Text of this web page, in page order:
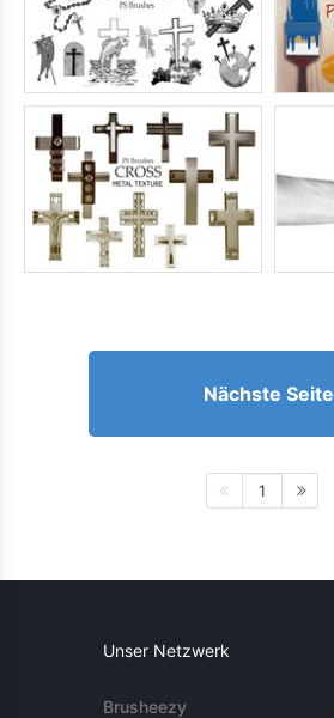
Nächste Seite
1
Unser Netzwerk
Brusheezy